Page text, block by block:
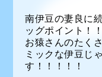
南伊豆の妻良に
ッグポイント！！
お猿さんのたく
ミックな伊豆じ
す！！！！！